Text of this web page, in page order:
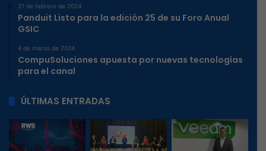
21 de febrero de 2024
Panduit Listo para la edición 25 de su Foro Anual
GSIC
4 de marzo de 2024
CompuSoluciones apuesta por nuevas tecnologías
para el canal
ÚLTIMAS ENTRADAS